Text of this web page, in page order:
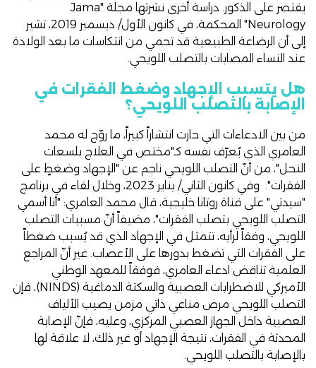
يقتصر على الذكور. دراسة
أخرى نشرتها مجلة "Jama
Neurology" المحكمة، في كانون الأول/ ديسمبر 2019، تشير
إلى أن الرضاعة الطبيعية قد تحمي من انتكاسات ما بعد الولادة
عند النساء المصابات بالتصلب اللويحي.
هل يتسبب الإجهاد وضغط الفقرات في
الإصابة بالتصلب اللويحي؟
من بين الادعاءات التي حازت انتشاراً كبيراً، ما روّج له محمد
العامري الذي يُعرّف نفسه كـ"مختص في العلاج بلسعات
النحل"، من أنّ التصلب اللويحي ناجم عن "الإجهاد وضغطٍ على
الفقرات". وفي كانون الثاني/ يناير 2023، وخلال
لقاء في برنامج
"سيدتي" على قناة روتانا خليجية، قال محمد العامري: "أنا أسمي
التصلب اللويحي بتصلب الفقرات"، مضيفاً أنّ مسببات التصلب
اللويحي، وفقاً لرأيه، تتمثل في الإجهاد الذي قد يُسبب ضغطاً
على الفقرات التي تضغط بدورها على الأعصاب. غير أنّ المراجع
العلمية تناقض ادعاء العامري، فوفقاً للمعهد الوطني
الأميركي للاضطرابات العصبية والسكتة الدماغية (NINDS)
، فإن
التصلب اللويحي مرض مناعي ذاتي مزمن يصيب الألياف
العصبية داخل الجهاز العصبي المركزي، وعليه، فإنّ الإصابة
المحدثة في الفقرات، نتيجة الإجهاد أو غير ذلك، لا علاقة لها
بالإصابة بالتصلب اللويحي.